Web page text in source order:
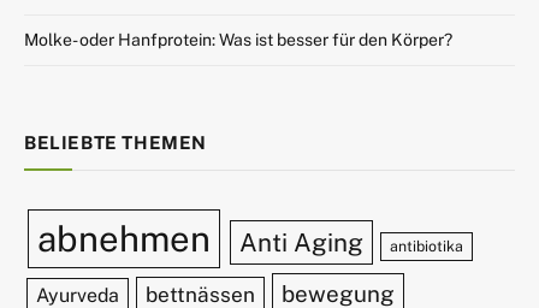
Molke- oder Hanfprotein: Was ist besser für den Körper?
BELIEBTE THEMEN
abnehmen Anti Aging antibiotika
Ayurveda bettnässen bewegung